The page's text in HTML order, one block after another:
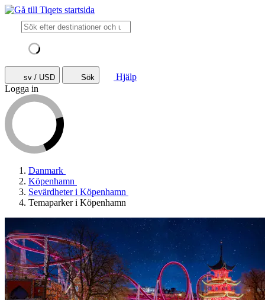
sv / USD Sök
Hjälp
Logga in
Danmark
Köpenhamn
Sevärdheter i Köpenhamn
Temaparker i Köpenhamn